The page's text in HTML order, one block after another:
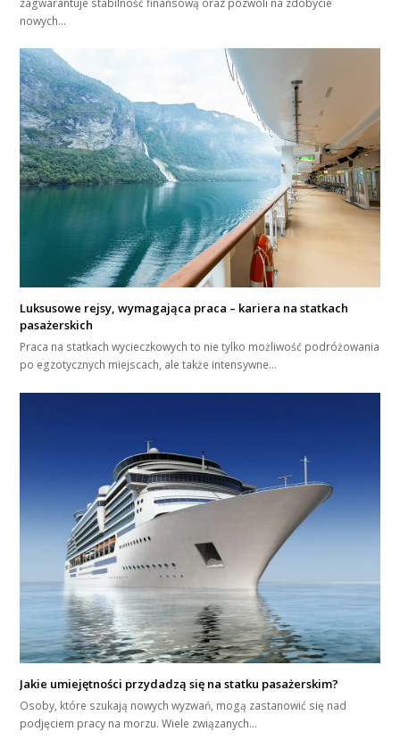
nowych…
Luksusowe rejsy, wymagająca praca – kariera na statkach
pasażerskich
Praca na statkach wycieczkowych to nie tylko możliwość podróżowania
po egzotycznych miejscach, ale także intensywne…
Jakie umiejętności przydadzą się na statku pasażerskim?
Osoby, które szukają nowych wyzwań, mogą zastanowić się nad
podjęciem pracy na morzu. Wiele związanych…